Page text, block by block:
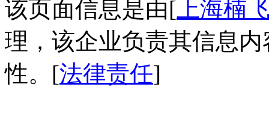
该页面信息是由[ 上海楠
理，该企业负责其信息
性。[法律责任]